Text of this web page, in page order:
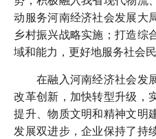
动服务河南经济社会发展大
乡村振兴战略实施；打造综
域和能力，更好地服务社会民
在融入河南经济社会发
改革创新，加快转型升级，
提升、物质文明和精神文明
发展双进步，企业保持了持